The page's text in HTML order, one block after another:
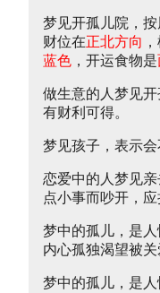
梦见开孤儿院，
财位在正北方向
蓝色 ，开运食物是
做生意的人梦见
有财利可得。
梦见孩子，表示会
恋爱中的人梦见
点小事而吵开，应
梦中的孤儿，是
内心孤独渴望被关
梦中的孤儿，是